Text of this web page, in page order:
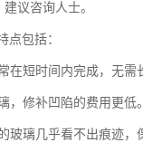
议咨询人士。
点包括：
在短时间内完成，无需
，修补凹陷的费用更低。
玻璃几乎看不出痕迹，